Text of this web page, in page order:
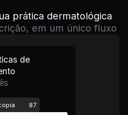
prática dermatológica
em um único fluxo
de
87